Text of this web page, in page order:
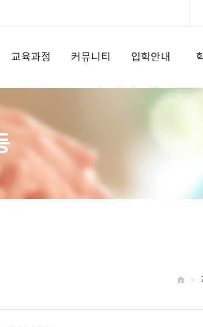
교육과정 커뮤니티 입학안내